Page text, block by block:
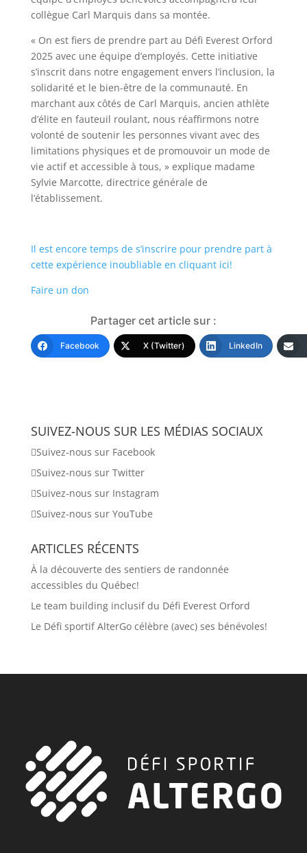
collègue Carl Marquis dans sa montée.
« On est fiers de prendre part au Défi Everest Orford
2025 avec une équipe d’employés. Cette initiative
s’inscrit dans notre engagement envers l’inclusion, la
solidarité et le bien-être de la communauté. En
marchant aux côtés de Carl Marquis, ancien athlète
d’élite en fauteuil roulant, nous réaffirmons notre
volonté de soutenir les personnes vivant avec des
limitations physiques et de promouvoir un mode de
vie actif et accessible à tous, » explique madame
Sylvie Marcotte, directrice générale de
l’établissement.
Il est encore temps de s’inscrire pour prendre part à
cette expérience inoubliable en cliquant ici!
Faire un don
Partager cet article sur :
Facebook X (Twitter) LinkedIn
SUIVEZ-NOUS SUR LES MÉDIAS SOCIAUX
Suivez-nous sur Facebook
Suivez-nous sur Twitter
Suivez-nous sur Instagram
Suivez-nous sur YouTube
ARTICLES RÉCENTS
À la découverte des sentiers de randonnée
accessibles du Québec!
Le team building inclusif du Défi Everest Orford
Le Défi sportif AlterGo célèbre (avec) ses bénévoles!